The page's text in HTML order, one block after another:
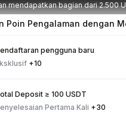
mendapatkan bagian dari 2.500
minggunya.
pengguna baru
+10
Deposit ≥ 100 USDT
Pertama Kali +30